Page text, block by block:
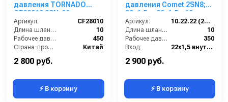
давления TORNADO
CF28010 2SN-08
двухоплёточный 450 бар
ГхГ (10 м)
Артикул:
CF28010
Длина шланга (м):
10
Рабочее давление (бар):
450
Страна-производитель:
Китай
2 800 руб.
⚡ В корзину
давления Comet 2SN8;
22х1,5 г- 22х1,5г; 10м +
защита от изгиба
Артикул:
10.22.22 (2SN8)Comet
Длина шланга ВД (м):
10
Рабочее давление (бар):
350
Вход:
22х1,5 внутренняя резьба
2 900 руб.
⚡ В корзину